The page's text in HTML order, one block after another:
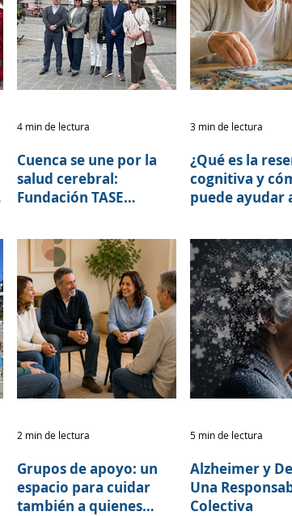
Cuenca se une por la
salud cerebral:
Fundación TASE
la Caminata por el
Alzheimer 2026
4 min de lectura
¿Qué es la
cognitiva y
puede ayudar
del Alzheimer?
3 min de lectura
Grupos de apoyo: un
espacio para cuidar
también a quienes
2 min de lectura
Alzheimer y
Una
Colectiva
5 min de lectura